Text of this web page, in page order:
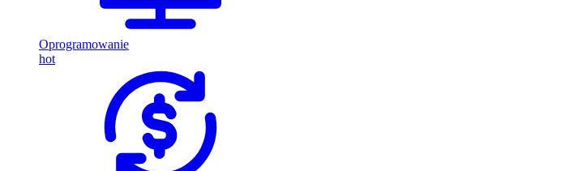
Oprogramowanie
hot